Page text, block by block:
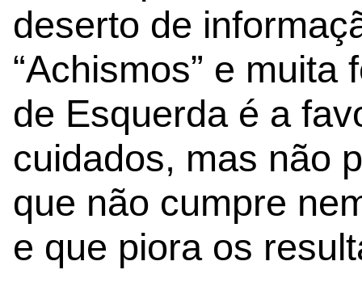
deserto de
“Achismos” e
de Esquerda é a
cuidados, mas não
que não cumpre
e que piora os